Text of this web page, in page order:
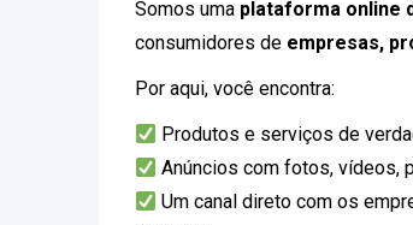
Somos uma plataforma online
consumidores de empresas,
Por aqui, você encontra:
Produtos e serviços de
Anúncios com fotos, vídeos,
Um canal direto com os